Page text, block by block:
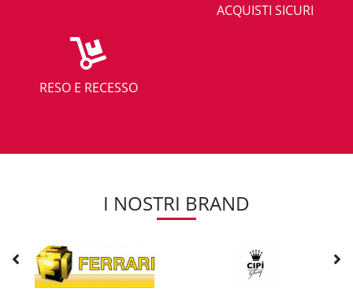
ACQUISTI SICURI
RESO E RECESSO
I NOSTRI BRAND